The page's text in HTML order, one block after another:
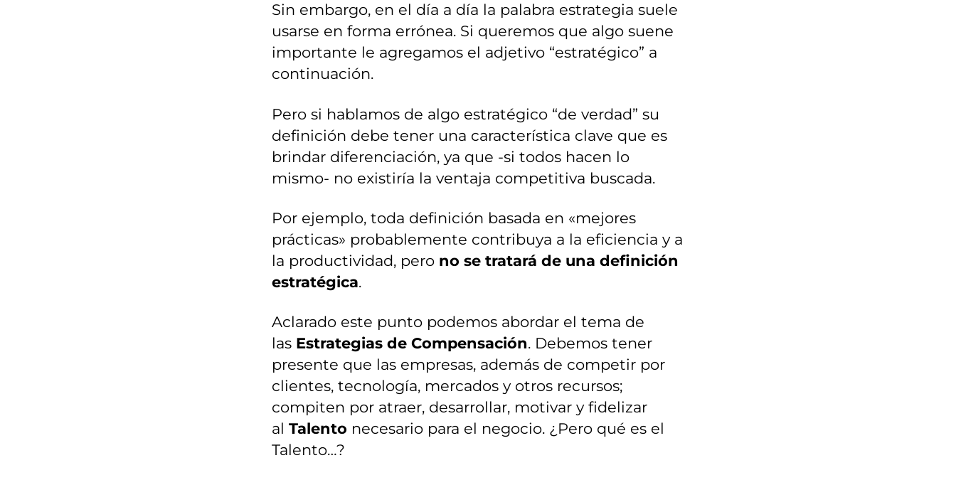
Sin embargo, en el día a día la palabra estrategia suele
usarse en forma errónea. Si queremos que algo suene
importante le agregamos el adjetivo “estratégico” a
continuación.
Pero si hablamos de algo estratégico “de verdad” su
definición debe tener una característica clave que es
brindar diferenciación, ya que -si todos hacen lo
mismo- no existiría la ventaja competitiva buscada.
Por ejemplo, toda definición basada en «mejores
prácticas» probablemente contribuya a la eficiencia y a
la productividad, pero no se tratará de una definición
estratégica.
Aclarado este punto podemos abordar el tema de
las Estrategias de Compensación. Debemos tener
presente que las empresas, además de competir por
clientes, tecnología, mercados y otros recursos;
compiten por atraer, desarrollar, motivar y fidelizar
al Talento necesario para el negocio. ¿Pero qué es el
Talento…?